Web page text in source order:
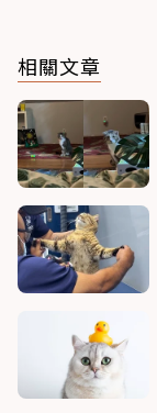
相關文章